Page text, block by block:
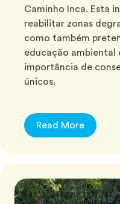
Caminho Inca. Esta
reabilitar zonas
como também
educação ambiental
importância de
únicos.
Read More